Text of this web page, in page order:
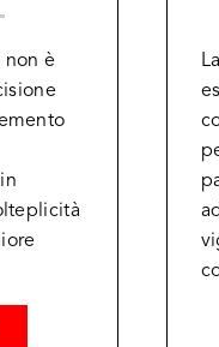
non è